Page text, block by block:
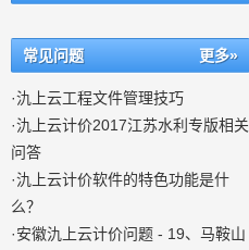
更多»
常见问题
·氿上云工程文件管理技巧
·氿上云计价2017江苏水利专版相关
问答
·氿上云计价软件的特色功能是什
么？
·安徽氿上云计价问题 - 19、马鞍山